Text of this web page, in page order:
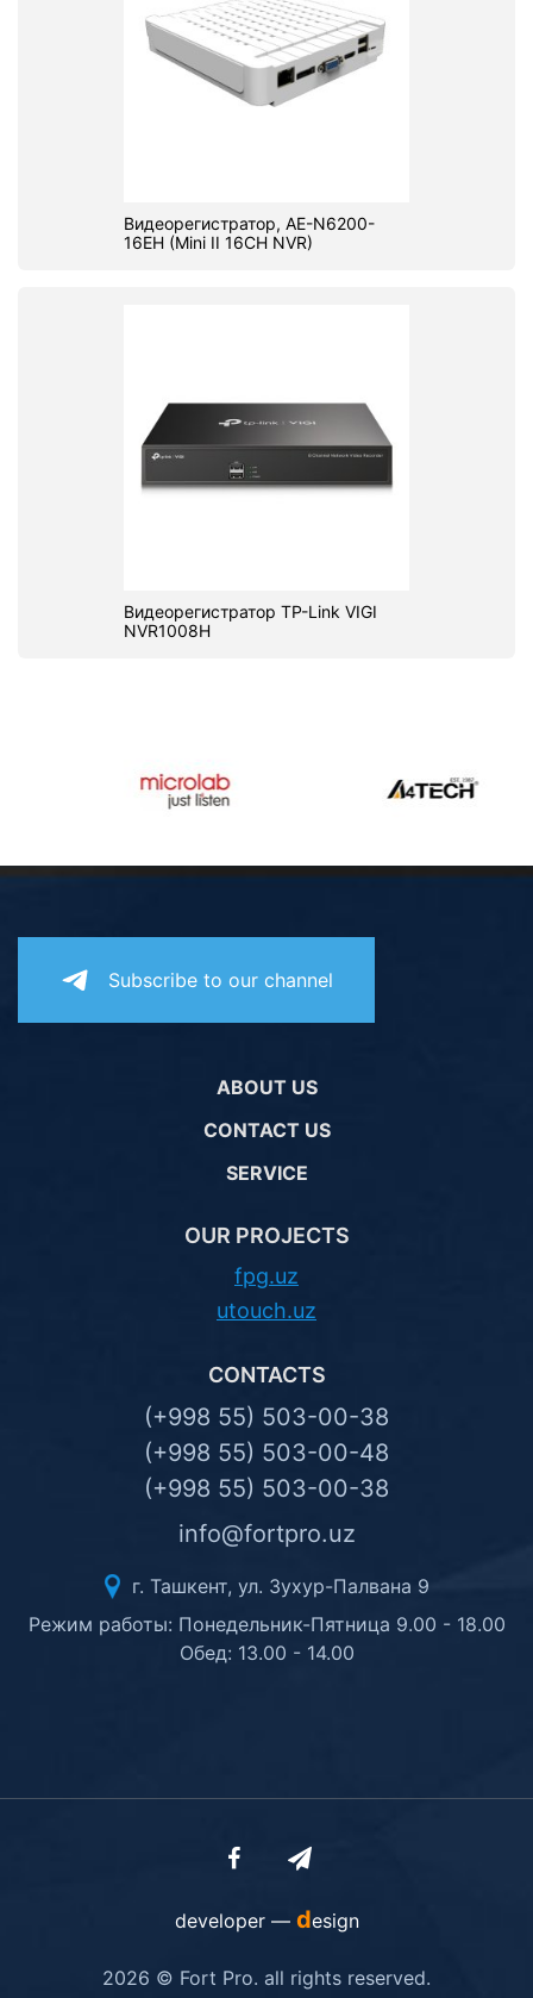
Видеорегистратор, AE-N6200-
16EH (Mini II 16CH NVR)
Видеорегистратор TP-Link VIGI
NVR1008H
Subscribe to our channel
ABOUT US
CONTACT US
SERVICE
OUR PROJECTS
fpg.uz
utouch.uz
CONTACTS
(+998 55) 503-00-38
(+998 55) 503-00-48
(+998 55) 503-00-38
info@fortpro.uz
г. Ташкент, ул. Зухур-Палвана 9
Режим работы: Понедельник-Пятница 9.00 - 18.00
Обед: 13.00 - 14.00
developer — design
2026 © Fort Pro. all rights reserved.